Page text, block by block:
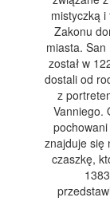
mistyczką
Zakonu
miasta. San
został w
dostali od
z
Vanniego.
znajduje się
czaszkę,